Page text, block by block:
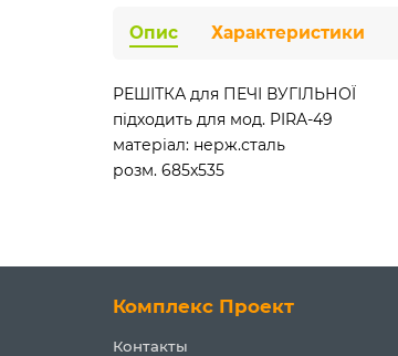
Опис Характеристики
РЕШІТКА для ПЕЧІ ВУГІЛЬНОЇ
підходить для мод. PIRA-49
матеріал: нерж.сталь
розм. 685x535
Комплекс Проект
Контакты